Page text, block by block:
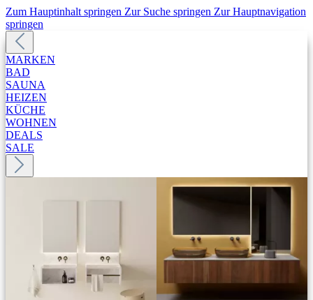
Zum Hauptinhalt springen Zur Suche springen Zur Hauptnavigation
springen
MARKEN
BAD
SAUNA
HEIZEN
KÜCHE
WOHNEN
DEALS
SALE